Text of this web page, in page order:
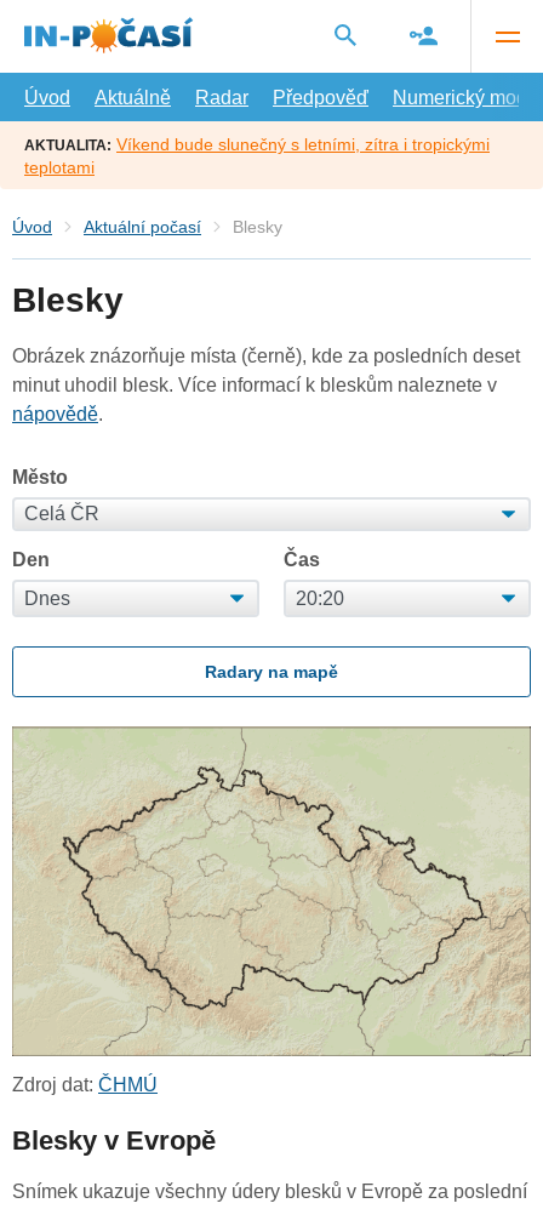
hlavní
Úvod
Aktuálně Radar Předpověď Numerický model
AKTUALITA: Víkend bude slunečný s letními, zítra i tropickými
teplotami
Úvod Aktuální počasí Blesky
Blesky
Obrázek znázorňuje místa (černě), kde za posledních deset
minut uhodil blesk. Více informací k bleskům naleznete v
nápovědě.
Město
Den Čas
Radary na mapě
Zdroj dat: ČHMÚ
Blesky v Evropě
Snímek ukazuje všechny údery blesků v Evropě za poslední